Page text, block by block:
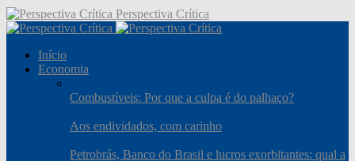
Perspectiva Crítica
Início
Economia
Combustíveis: Por que a culpa é do palhaço?
Aos endividados, com carinho
Petrobrás, Banco do Brasil e lucros exorbitantes: qual a